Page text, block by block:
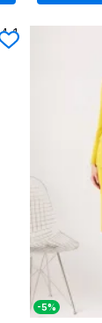
-5%